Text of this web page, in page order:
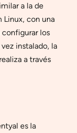
a la de
Linux, con una
configurar los
instalado, la
a través
es la